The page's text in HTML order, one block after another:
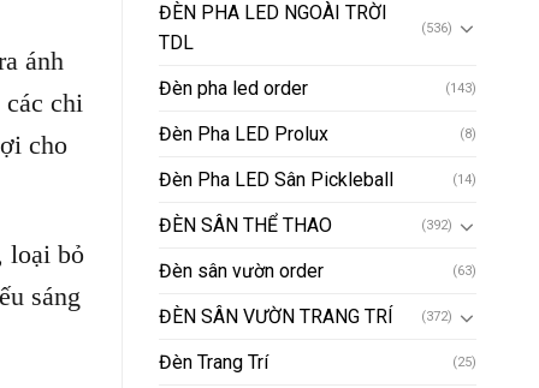
ánh
chi
cho
loại bỏ
sáng
ĐÈN PHA LED NGOÀI TRỜI
TDL
(536)
Đèn pha led order (143)
Đèn Pha LED Prolux (8)
Đèn Pha LED Sân Pickleball (14)
ĐÈN SÂN THỂ THAO (392)
Đèn sân vườn order (63)
ĐÈN SÂN VƯỜN TRANG TRÍ (372)
Đèn Trang Trí (25)